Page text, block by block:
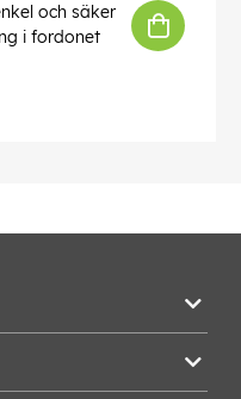
och säker
i fordonet